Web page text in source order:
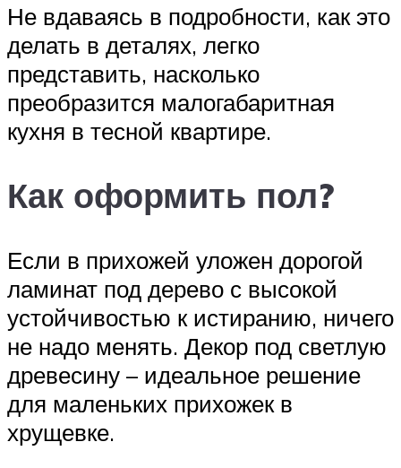
Не вдаваясь в подробности, как это
делать в деталях, легко
представить, насколько
преобразится малогабаритная
кухня в тесной квартире.
Как оформить пол?
Если в прихожей уложен дорогой
ламинат под дерево с высокой
устойчивостью к истиранию, ничего
не надо менять. Декор под светлую
древесину – идеальное решение
для маленьких прихожек в
хрущевке.